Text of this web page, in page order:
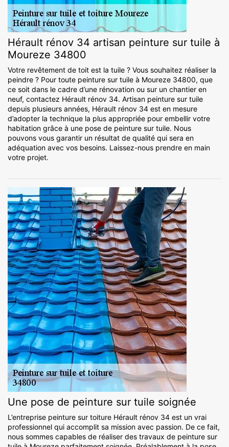
Hérault rénov 34 artisan peinture sur tuile à
Moureze 34800
Votre revêtement de toit est la tuile ? Vous souhaitez réaliser la
peindre ? Pour toute peinture sur tuile à Moureze 34800, que
ce soit dans le cadre d’une rénovation ou sur un chantier en
neuf, contactez Hérault rénov 34. Artisan peinture sur tuile
depuis plusieurs années, Hérault rénov 34 est en mesure
d’adopter la technique la plus appropriée pour embellir votre
habitation grâce à une pose de peinture sur tuile. Nous
pouvons vous garantir un résultat de qualité qui sera en
adéquation avec vos besoins. Laissez-nous prendre en main
votre projet.
Une pose de peinture sur tuile soignée
L’entreprise peinture sur toiture Hérault rénov 34 est un vrai
professionnel qui accomplit sa mission avec passion. De ce fait,
nous sommes capables de réaliser des travaux de peinture sur